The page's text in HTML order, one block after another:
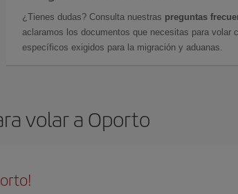
¿Tienes dudas? Consulta nuestras preguntas
aclaramos los documentos que necesitas para volar
específicos exigidos para la migración y aduanas.
volar a Oporto